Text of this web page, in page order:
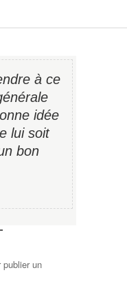
à ce
idée
lui soit
bon
un